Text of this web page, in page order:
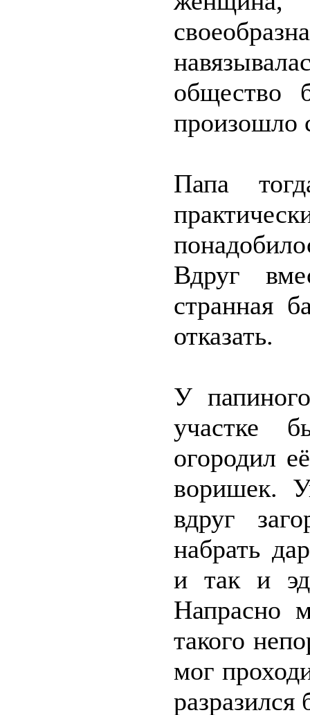
общество
произошло
Папа
Вдруг
странная
отказать.
У
участке
огородил
воришек.
вдруг
набрать
и так и
Напрасно
такого
мог
разразился